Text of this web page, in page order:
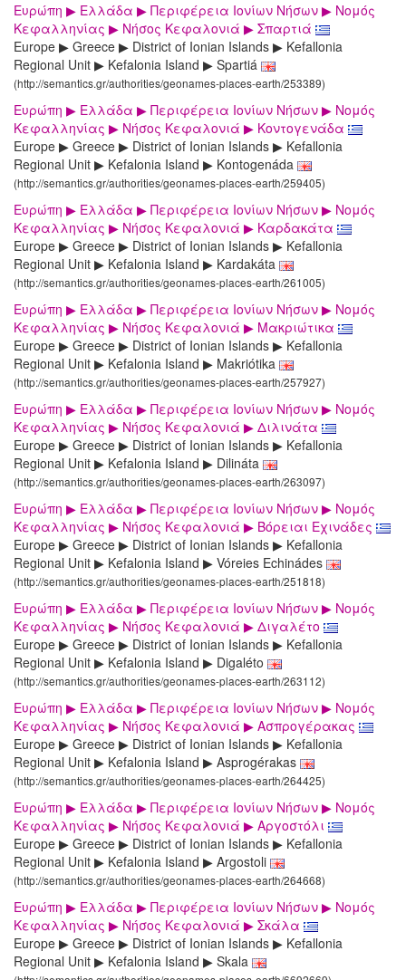
Ευρώπη ▶ Ελλάδα ▶ Περιφέρεια Ιονίων Νήσων ▶ Νομός
Κεφαλληνίας ▶ Νήσος Κεφαλονιά ▶ Σπαρτιά
Europe ▶ Greece ▶ District of Ionian Islands ▶ Kefallonia
Regional Unit ▶ Kefalonia Island ▶ Spartiá
(http://semantics.gr/authorities/geonames-places-earth/253389)
Ευρώπη ▶ Ελλάδα ▶ Περιφέρεια Ιονίων Νήσων ▶ Νομός
Κεφαλληνίας ▶ Νήσος Κεφαλονιά ▶ Κοντογενάδα
Europe ▶ Greece ▶ District of Ionian Islands ▶ Kefallonia
Regional Unit ▶ Kefalonia Island ▶ Kontogenáda
(http://semantics.gr/authorities/geonames-places-earth/259405)
Ευρώπη ▶ Ελλάδα ▶ Περιφέρεια Ιονίων Νήσων ▶ Νομός
Κεφαλληνίας ▶ Νήσος Κεφαλονιά ▶ Καρδακάτα
Europe ▶ Greece ▶ District of Ionian Islands ▶ Kefallonia
Regional Unit ▶ Kefalonia Island ▶ Kardakáta
(http://semantics.gr/authorities/geonames-places-earth/261005)
Ευρώπη ▶ Ελλάδα ▶ Περιφέρεια Ιονίων Νήσων ▶ Νομός
Κεφαλληνίας ▶ Νήσος Κεφαλονιά ▶ Μακριώτικα
Europe ▶ Greece ▶ District of Ionian Islands ▶ Kefallonia
Regional Unit ▶ Kefalonia Island ▶ Makriótika
(http://semantics.gr/authorities/geonames-places-earth/257927)
Ευρώπη ▶ Ελλάδα ▶ Περιφέρεια Ιονίων Νήσων ▶ Νομός
Κεφαλληνίας ▶ Νήσος Κεφαλονιά ▶ Διλινάτα
Europe ▶ Greece ▶ District of Ionian Islands ▶ Kefallonia
Regional Unit ▶ Kefalonia Island ▶ Dilináta
(http://semantics.gr/authorities/geonames-places-earth/263097)
Ευρώπη ▶ Ελλάδα ▶ Περιφέρεια Ιονίων Νήσων ▶ Νομός
Κεφαλληνίας ▶ Νήσος Κεφαλονιά ▶ Βόρειαι Εχινάδες
Europe ▶ Greece ▶ District of Ionian Islands ▶ Kefallonia
Regional Unit ▶ Kefalonia Island ▶ Vóreies Echinádes
(http://semantics.gr/authorities/geonames-places-earth/251818)
Ευρώπη ▶ Ελλάδα ▶ Περιφέρεια Ιονίων Νήσων ▶ Νομός
Κεφαλληνίας ▶ Νήσος Κεφαλονιά ▶ Διγαλέτο
Europe ▶ Greece ▶ District of Ionian Islands ▶ Kefallonia
Regional Unit ▶ Kefalonia Island ▶ Digaléto
(http://semantics.gr/authorities/geonames-places-earth/263112)
Ευρώπη ▶ Ελλάδα ▶ Περιφέρεια Ιονίων Νήσων ▶ Νομός
Κεφαλληνίας ▶ Νήσος Κεφαλονιά ▶ Ασπρογέρακας
Europe ▶ Greece ▶ District of Ionian Islands ▶ Kefallonia
Regional Unit ▶ Kefalonia Island ▶ Asprogérakas
(http://semantics.gr/authorities/geonames-places-earth/264425)
Ευρώπη ▶ Ελλάδα ▶ Περιφέρεια Ιονίων Νήσων ▶ Νομός
Κεφαλληνίας ▶ Νήσος Κεφαλονιά ▶ Αργοστόλι
Europe ▶ Greece ▶ District of Ionian Islands ▶ Kefallonia
Regional Unit ▶ Kefalonia Island ▶ Argostoli
(http://semantics.gr/authorities/geonames-places-earth/264668)
Ευρώπη ▶ Ελλάδα ▶ Περιφέρεια Ιονίων Νήσων ▶ Νομός
Κεφαλληνίας ▶ Νήσος Κεφαλονιά ▶ Σκάλα
Europe ▶ Greece ▶ District of Ionian Islands ▶ Kefallonia
Regional Unit ▶ Kefalonia Island ▶ Skala